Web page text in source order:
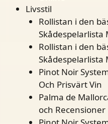
Livsstil
Rollistan i den
Skådespelarlista
Rollistan i den
Skådespelarlista
Pinot Noir
Och Prisvärt Vin
Palma de
och Recensioner